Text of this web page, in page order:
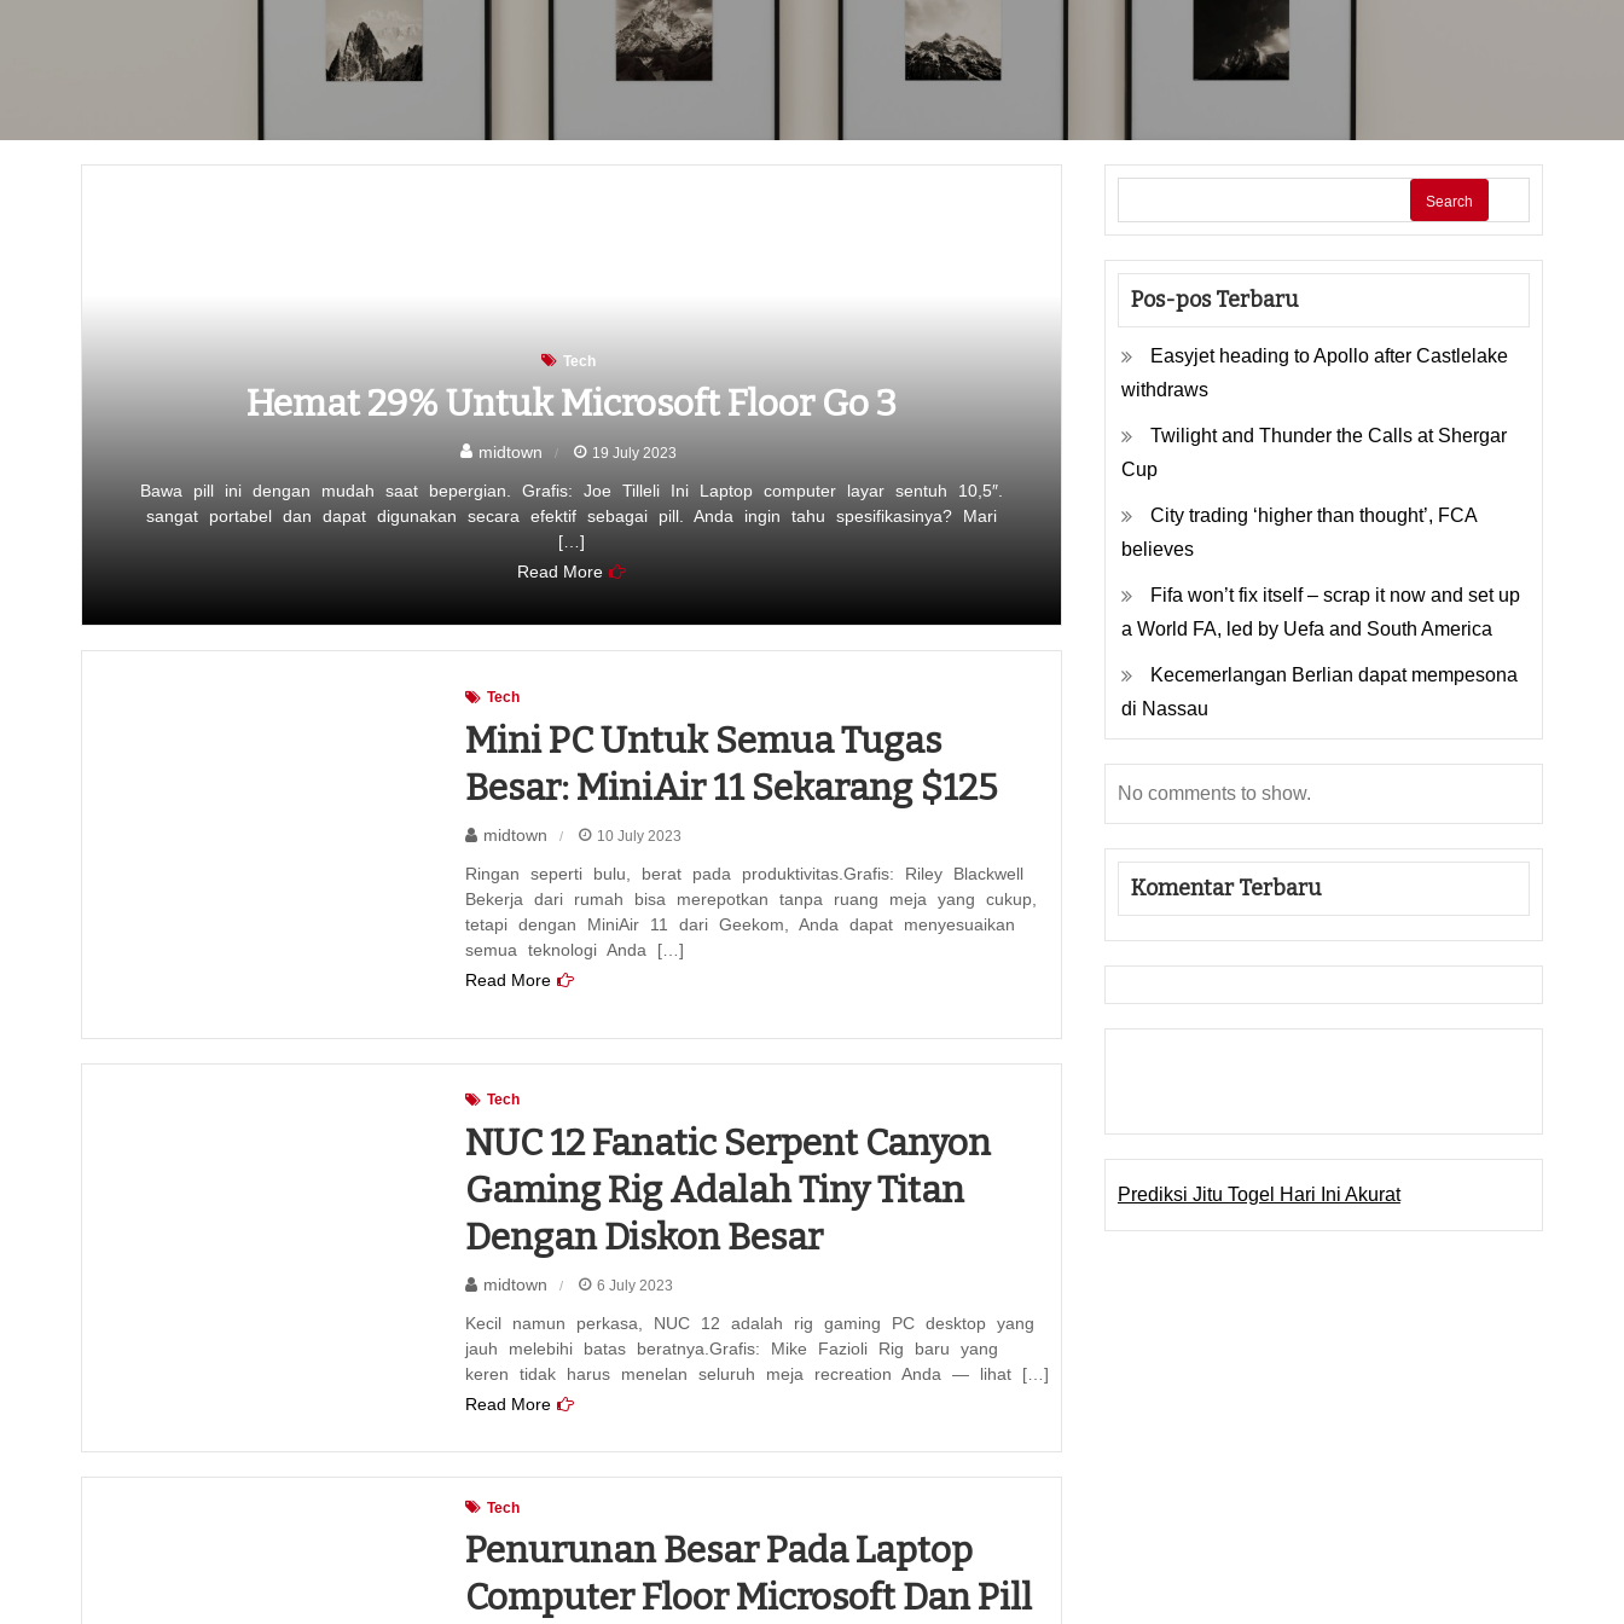
Tech
Hemat 29% Untuk Microsoft Floor Go 3
midtown 19 July 2023
Bawa pill ini dengan mudah saat bepergian. Grafis: Joe Tilleli Ini Laptop computer layar sentuh 10,5″.
sangat portabel dan dapat digunakan secara efektif sebagai pill. Anda ingin tahu spesifikasinya? Mari
[…]
Read More
Tech
Mini PC Untuk Semua Tugas
Besar: MiniAir 11 Sekarang $125
midtown 10 July 2023
Ringan seperti bulu, berat pada produktivitas.Grafis: Riley Blackwell
Bekerja dari rumah bisa merepotkan tanpa ruang meja yang cukup,
tetapi dengan MiniAir 11 dari Geekom, Anda dapat menyesuaikan
semua teknologi Anda […]
Read More
Tech
NUC 12 Fanatic Serpent Canyon
Gaming Rig Adalah Tiny Titan
Dengan Diskon Besar
midtown 6 July 2023
Kecil namun perkasa, NUC 12 adalah rig gaming PC desktop yang
jauh melebihi batas beratnya.Grafis: Mike Fazioli Rig baru yang
keren tidak harus menelan seluruh meja recreation Anda — lihat […]
Read More
Tech
Penurunan Besar Pada Laptop
Computer Floor Microsoft Dan Pill
Search
Pos-pos Terbaru
Easyjet heading to Apollo after Castlelake
withdraws
Twilight and Thunder the Calls at Shergar
Cup
City trading ‘higher than thought’, FCA
believes
Fifa won’t fix itself – scrap it now and set up
a World FA, led by Uefa and South America
Kecemerlangan Berlian dapat mempesona
di Nassau
No comments to show.
Komentar Terbaru
Prediksi Jitu Togel Hari Ini Akurat